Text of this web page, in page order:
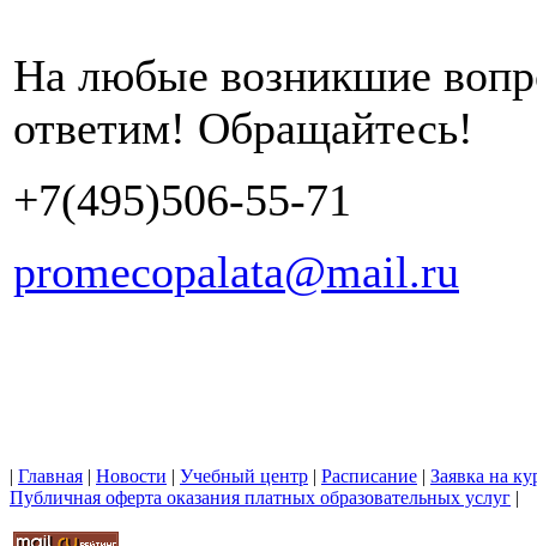
На любые возникшие
ответим! Обращайтесь!
+7(495)506-55-71
promecopalata@mail.ru
| Главная | Новости | Учебный центр | Расписание | Заявка на
Публичная оферта оказания платных образовательных услуг |